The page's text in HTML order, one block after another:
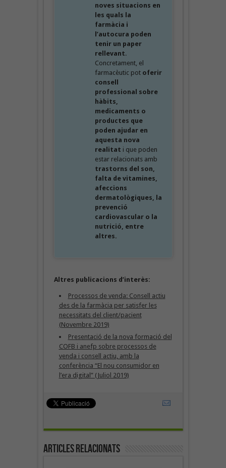
noves situacions en
les quals la
farmàcia i
l’autocura poden
tenir un paper
rellevant.
Concretament, el
farmacèutic pot oferir
consell
professional sobre
hàbits,
medicaments o
productes que
poden ajudar en
aquesta nova
realitat i que poden
estar relacionats amb
trastorns del son,
falta de vitamines,
afeccions
dermatològiques, la
prevenció
cardiovascular o la
nutrició, entre
altres.
Altres publicacions d’interès:
Processos de venda: Consell actiu
des de la farmàcia per satisfer les
necessitats del client/pacient
(Novembre 2019)
Presentació de la nova formació del
COFB i anefp sobre processos de
venda i consell actiu, amb la
conferència “El nou consumidor en
l’era digital” (Juliol 2019)
Articles Relacionats